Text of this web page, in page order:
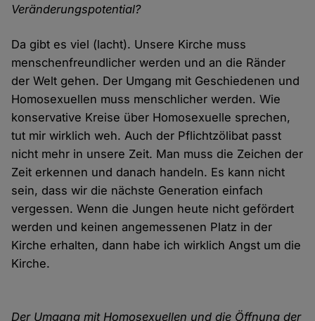
Veränderungspotential?
Da gibt es viel (lacht). Unsere Kirche muss
menschenfreundlicher werden und an die Ränder
der Welt gehen. Der Umgang mit Geschiedenen und
Homosexuellen muss menschlicher werden. Wie
konservative Kreise über Homosexuelle sprechen,
tut mir wirklich weh. Auch der Pflichtzölibat passt
nicht mehr in unsere Zeit. Man muss die Zeichen der
Zeit erkennen und danach handeln. Es kann nicht
sein, dass wir die nächste Generation einfach
vergessen. Wenn die Jungen heute nicht gefördert
werden und keinen angemessenen Platz in der
Kirche erhalten, dann habe ich wirklich Angst um die
Kirche.
Der Umgang mit Homosexuellen und die Öffnung der